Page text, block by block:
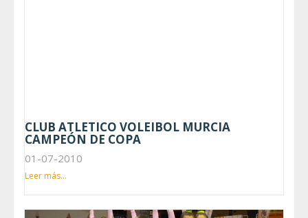
CLUB ATLETICO VOLEIBOL MURCIA
CAMPEÓN DE COPA
01-07-2010
Leer más...